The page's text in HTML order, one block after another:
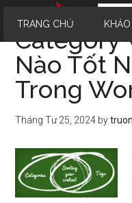
TRANG CHỦ
Category
Nào Tốt
Trong
Tháng Tư 25, 2024 by